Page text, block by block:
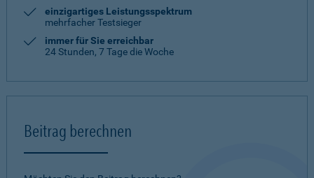
einzigartiges Leistungsspektrum
mehrfacher Testsieger
immer für Sie erreichbar
24 Stunden, 7 Tage die Woche
Beitrag berechnen